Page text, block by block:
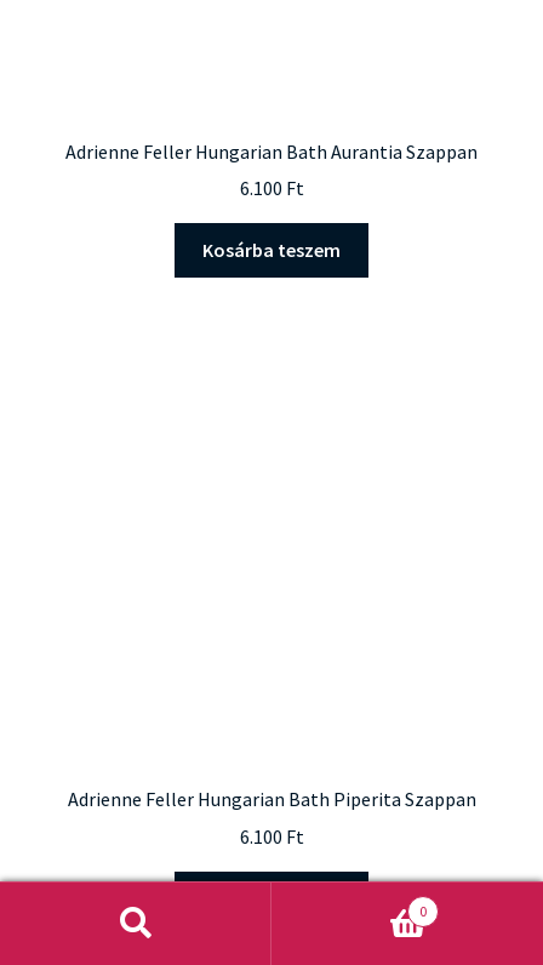
Adrienne Feller Hungarian Bath Aurantia Szappan
6.100 Ft
Kosárba teszem
Adrienne Feller Hungarian Bath Piperita Szappan
6.100 Ft
0